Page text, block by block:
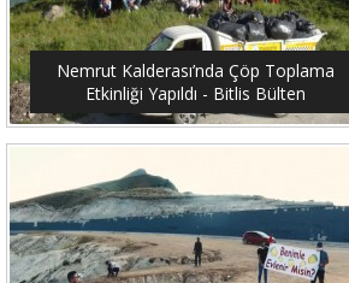
Nemrut Kalderası’nda Çöp Toplama
Etkinliği Yapıldı - Bitlis Bülten